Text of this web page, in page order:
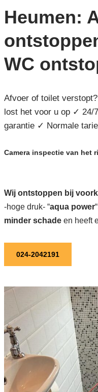
Heumen:
WC
Afvoer of toilet
lost het voor u op ✓ 24/
garantie ✓ Normale
Camera inspectie van het
Wij ontstoppen bij
-hoge druk- “aqua power
minder schadeen heeft
024-2042191